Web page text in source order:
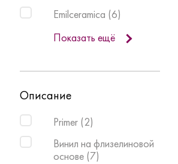
Emilceramica (6)
Показать ещё
Описание
Primer (2)
Винил на флизелиновой
основе (7)